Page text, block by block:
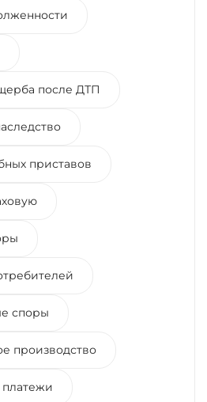
после ДТП
приставов
споры
производство